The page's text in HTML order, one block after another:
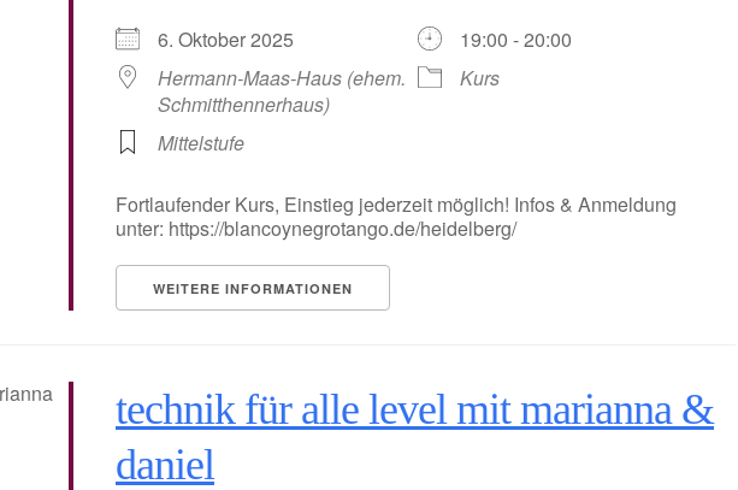
6. Oktober 2025
19:00 - 20:00
Hermann-Maas-Haus (ehem.
Schmitthennerhaus)
Kurs
Mittelstufe
Fortlaufender Kurs, Einstieg jederzeit möglich! Infos & Anmeldung
unter: https://blancoynegrotango.de/heidelberg/
WEITERE INFORMATIONEN
technik für alle level mit marianna &
daniel